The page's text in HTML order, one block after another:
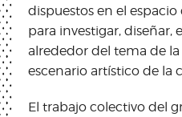
dispuestos en el
para investigar,
alrededor del tema de
escenario artístico de la
El trabajo colectivo del